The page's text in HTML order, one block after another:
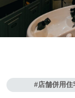
店舗併用住